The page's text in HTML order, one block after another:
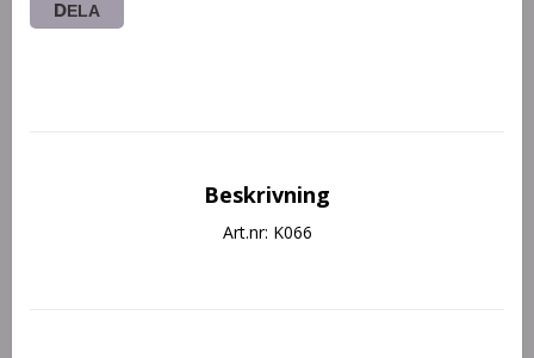
DELA
Beskrivning
Art.nr: K066